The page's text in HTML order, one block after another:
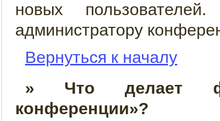
новых
администратору
Вернуться к началу
» Что делает
конференции»?